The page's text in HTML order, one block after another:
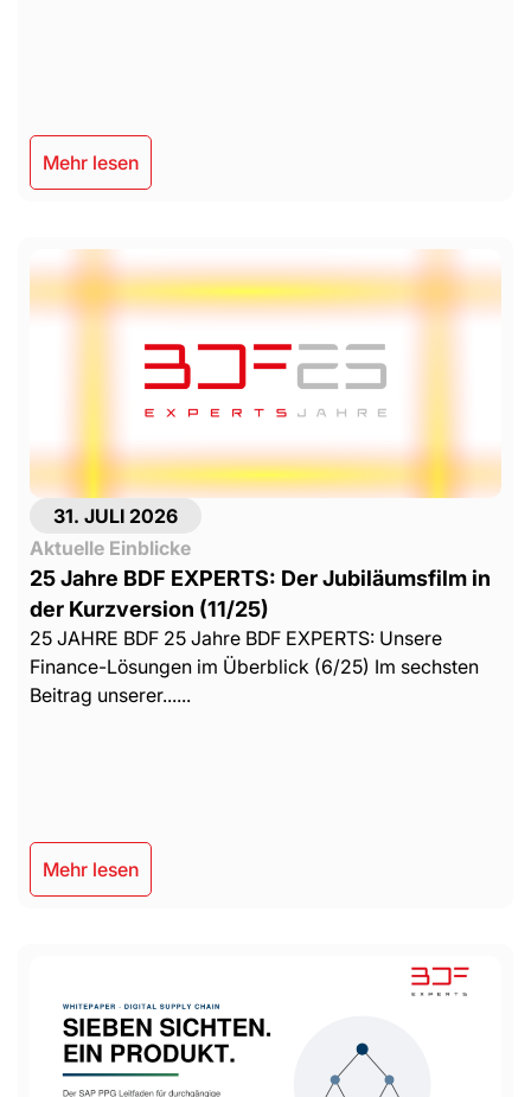
Mehr lesen
31. JULI 2026
Aktuelle Einblicke
25 Jahre BDF EXPERTS: Der Jubiläumsfilm in
der Kurzversion (11/25)
25 JAHRE BDF 25 Jahre BDF EXPERTS: Unsere
Finance-Lösungen im Überblick (6/25) Im sechsten
Beitrag unserer......
Mehr lesen